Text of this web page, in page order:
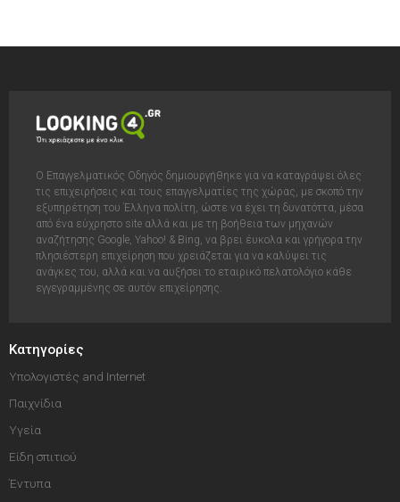
Ο Επαγγελματικός Οδηγός δημιουργήθηκε για να καταγράψει όλες
τις επιχειρήσεις και τους επαγγελματίες της χώρας, με σκοπό την
εξυπηρέτηση του Έλληνα πολίτη, ώστε να έχει τη δυνατόττα, μέσα
από ένα εύχρηστο site αλλά και με τη βοήθεια των μηχανών
αναζήτησης Google, Yahoo! & Bing, να βρει έυκολα και γρήγορα την
πλησιέστερη επιχείρηση που χρειάζεται για να καλύψει τις
ανάγκες του, αλλά και να αυξήσει το εταιρικό πελατολόγιο κάθε
εγγεγραμμένης σε αυτόν επιχείρησης.
Κατηγορίες
Υπολογιστές and Internet
Παιχνίδια
Υγεία
Είδη σπιτιού
Έντυπα